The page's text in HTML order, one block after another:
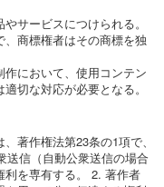
サービスにつけられる。
商標権者はその商標を独
において、使用コンテン
切な対応が必要となる。
著作権法第23条の1項で、
送信（自動公衆送信の場合
利を専有する。 2. 著作者